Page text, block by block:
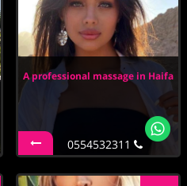
A professional massage in Haifa